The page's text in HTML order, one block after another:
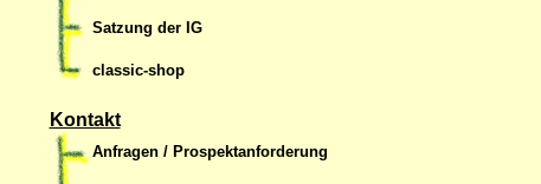
Satzung der IG
classic-shop
Kontakt
Anfragen / Prospektanforderung